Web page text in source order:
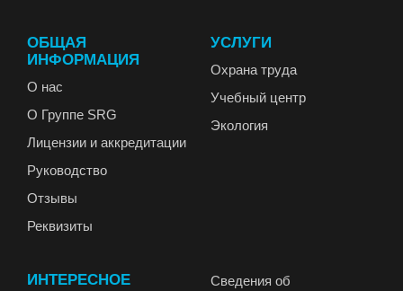
ОБЩАЯ
ИНФОРМАЦИЯ
О нас
О Группе SRG
Лицензии и аккредитации
Руководство
Отзывы
Реквизиты
УСЛУГИ
Охрана труда
Учебный центр
Экология
ИНТЕРЕСНОЕ
Сведения об